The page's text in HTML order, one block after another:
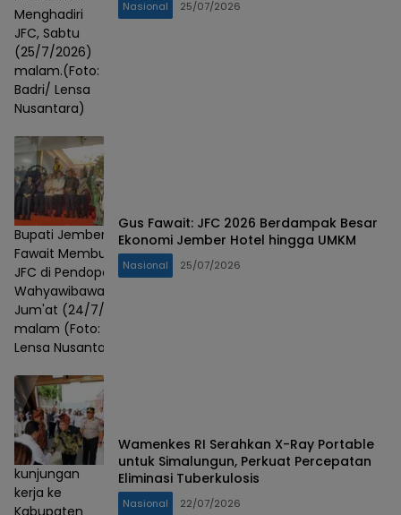
Menghadiri
JFC, Sabtu
(25/7/2026)
malam.(Foto:
Badri/ Lensa
Nusantara)
Nasional 25/07/2026
Bupati Jember Gus
Fawait Membuka
JFC di Pendopo
Wahyawibawagraha,
Jum'at (24/7/2026)
malam (Foto: Badri/
Lensa Nusantara)
Gus Fawait: JFC 2026 Berdampak Besar
Ekonomi Jember Hotel hingga UMKM
Nasional 25/07/2026
kunjungan
kerja ke
Kabupaten
Wamenkes RI Serahkan X-Ray Portable
untuk Simalungun, Perkuat Percepatan
Eliminasi Tuberkulosis
Nasional 22/07/2026